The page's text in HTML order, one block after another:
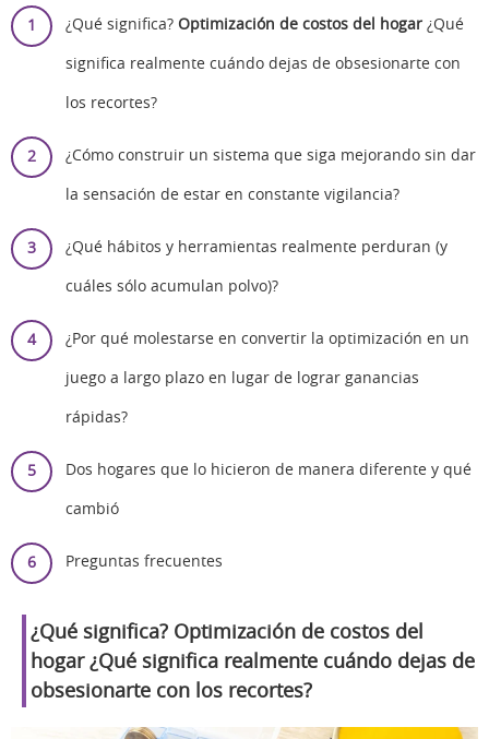
¿Qué significa? Optimización de costos del hogar ¿Qué
significa realmente cuándo dejas de obsesionarte con
los recortes?
¿Cómo construir un sistema que siga mejorando sin dar
la sensación de estar en constante vigilancia?
¿Qué hábitos y herramientas realmente perduran (y
cuáles sólo acumulan polvo)?
¿Por qué molestarse en convertir la optimización en un
juego a largo plazo en lugar de lograr ganancias
rápidas?
Dos hogares que lo hicieron de manera diferente y qué
cambió
Preguntas frecuentes
¿Qué significa? Optimización de costos del
hogar¿Qué significa realmente cuándo dejas de
obsesionarte con los recortes?